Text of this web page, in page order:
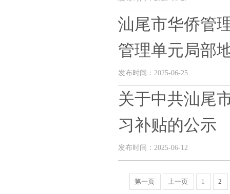
汕尾市华侨管
管理单元局部
发布时间：2025-06-25
关于中共汕尾
习补贴的公示
发布时间：2025-06-12
第一页 上一页 1 2